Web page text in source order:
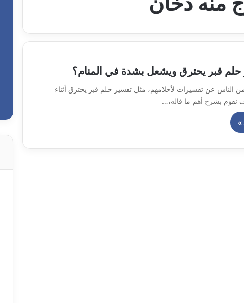
الناس عن تفسيرات لأحلامهم، مثل تفسير حلم قبر يحترق أثناء
نقوم بشرح أهم ما قاله،…
»